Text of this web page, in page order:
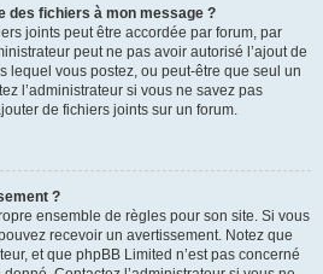
des fichiers à mon message ?
joints peut être accordée par forum, par
peut ne pas avoir autorisé l’ajout de
lequel vous postez, ou peut-être que seul un
l’administrateur si vous ne savez pas
de fichiers joints sur un forum.
?
ensemble de règles pour son site. Si vous
recevoir un avertissement. Notez que
et que phpBB Limited n’est pas concerné